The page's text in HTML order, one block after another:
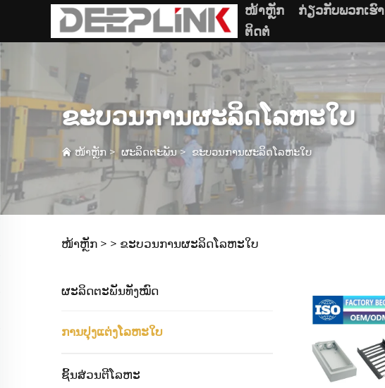
ໜ້າຫຼັກ ກ່ຽວກັບພວກເຮົາ
ຕິດຕໍ່
ຂະບວນການຜະລິດໂລຫະໃບ
ໜ້າຫຼັກ > ຜະລິດຕະພັນ> ຂະບວນການຜະລິດໂລຫະໃບ
ໜ້າຫຼັກ > > ຂະບວນການຜະລິດໂລຫະໃບ
ຜະລິດຕະພັນທັງໝົດ
ການປຸງແຕ່ງໂລຫະໃບ
ຊິ້ນສ່ວນຕີໂລຫະ